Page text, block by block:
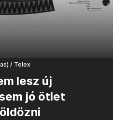
/ Telex
lesz új
jó ötlet